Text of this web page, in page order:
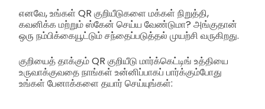
எனவே, உங்கள் QR குறியீடுகளை மக்கள் நிறுத்தி,
கவனிக்க மற்றும் ஸ்கேன் செய்ய வேண்டுமா? அங்குதான்
ஒரு நம்பிக்கையூட்டும் சந்தைப்படுத்தல் முயற்சி வருகிறது.
குறியைத் தாக்கும் QR குறியீடு மார்க்கெட்டிங் உத்தியை
உருவாக்குவதை நாங்கள் உன்னிப்பாகப் பார்க்கும்போது
உங்கள் பேனாக்களை தயார் செய்யுங்கள்: